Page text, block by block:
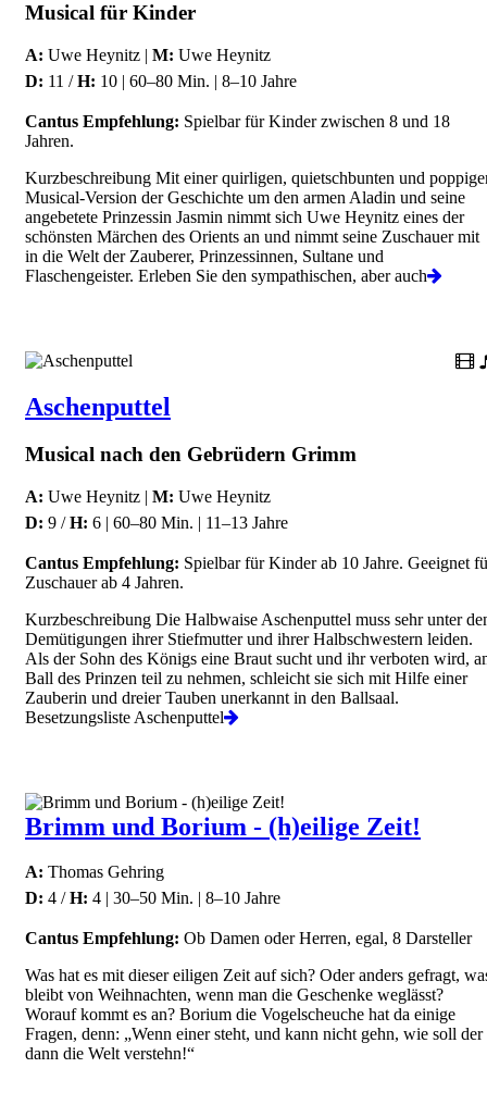
Musical für Kinder
A: Uwe Heynitz | M: Uwe Heynitz
D: 11 /H: 10 | 60–80 Min. | 8–10 Jahre
Cantus Empfehlung: Spielbar für Kinder zwischen 8 und 18
Jahren.
Kurzbeschreibung Mit einer quirligen, quietschbunten und
Musical-Version der Geschichte um den armen Aladin und seine
angebetete Prinzessin Jasmin nimmt sich Uwe Heynitz eines der
schönsten Märchen des Orients an und nimmt seine Zuschauer mit
in die Welt der Zauberer, Prinzessinnen, Sultane und
Flaschengeister. Erleben Sie den sympathischen, aber auch
Aschenputtel
Musical nach den Gebrüdern Grimm
A: Uwe Heynitz | M: Uwe Heynitz
D: 9 /H: 6 | 60–80 Min. | 11–13 Jahre
Cantus Empfehlung: Spielbar für Kinder ab 10 Jahre. Geeignet
Zuschauer ab 4 Jahren.
Kurzbeschreibung Die Halbwaise Aschenputtel muss sehr unter
Demütigungen ihrer Stiefmutter und ihrer Halbschwestern leiden.
Als der Sohn des Königs eine Braut sucht und ihr verboten wird,
Ball des Prinzen teil zu nehmen, schleicht sie sich mit Hilfe einer
Zauberin und dreier Tauben unerkannt in den Ballsaal.
Besetzungsliste Aschenputtel
Brimm und Borium - (h)eilige Zeit!
A: Thomas Gehring
D: 4 /H: 4 | 30–50 Min. | 8–10 Jahre
Cantus Empfehlung: Ob Damen oder Herren, egal, 8 Darsteller
Was hat es mit dieser eiligen Zeit auf sich? Oder anders gefragt,
bleibt von Weihnachten, wenn man die Geschenke weglässt?
Worauf kommt es an? Borium die Vogelscheuche hat da einige
Fragen, denn: „Wenn einer steht, und kann nicht gehn, wie soll der
dann die Welt verstehn!“